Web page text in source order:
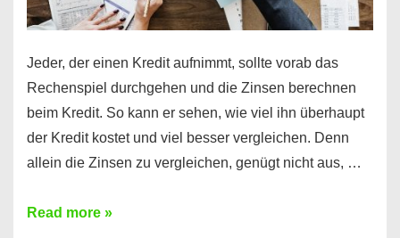
Jeder, der einen Kredit aufnimmt, sollte vorab das
Rechenspiel durchgehen und die Zinsen berechnen
beim Kredit. So kann er sehen, wie viel ihn überhaupt
der Kredit kostet und viel besser vergleichen. Denn
allein die Zinsen zu vergleichen, genügt nicht aus, …
Ganz
Read more »